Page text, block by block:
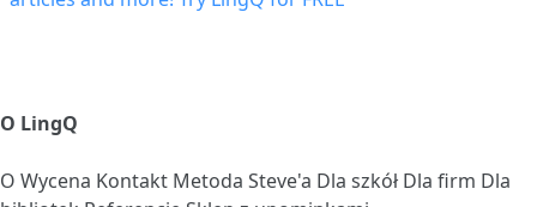
O LingQ
O Wycena Kontakt Metoda Steve'a Dla szkół Dla firm Dla